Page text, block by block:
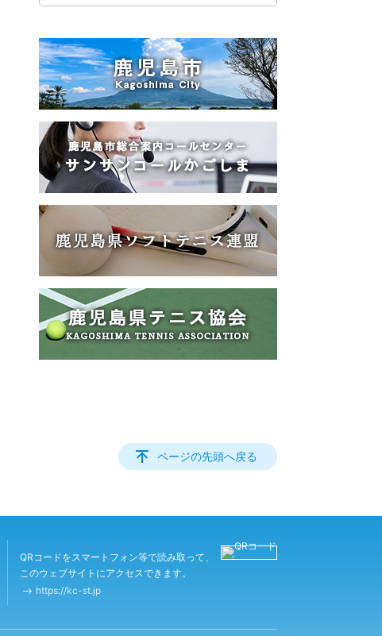
ページの先頭へ戻る
QRコードをスマートフォン等で読み取って、
このウェブサイトにアクセスできます。
https://kc-st.jp